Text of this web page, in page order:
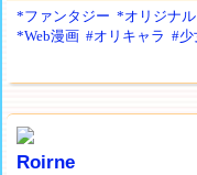
*ファンタジー *オリジナル
*Web漫画 #オリキャラ #少
Roirne